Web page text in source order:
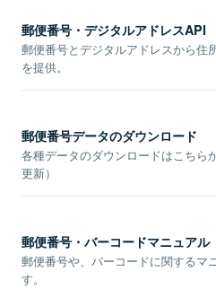
郵便番号・デジタルアドレスAPI
郵便番号とデジタルアドレスから住
を提供。
郵便番号データのダウンロード
各種データのダウンロードはこちら
更新）
郵便番号・バーコードマニュアル
郵便番号や、バーコードに関するマ
す。